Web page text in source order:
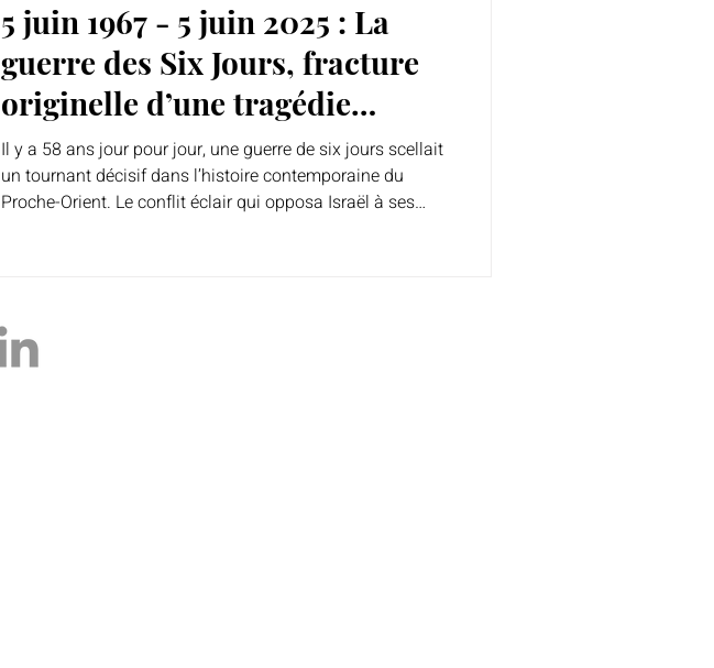
5 juin 1967 - 5 juin 2025 : La
guerre des Six Jours, fracture
originelle d’une tragédie
inachevée
Il y a 58 ans jour pour jour, une guerre de six jours scellait
un tournant décisif dans l’histoire contemporaine du
Proche-Orient. Le conflit éclair qui opposa Israël à ses